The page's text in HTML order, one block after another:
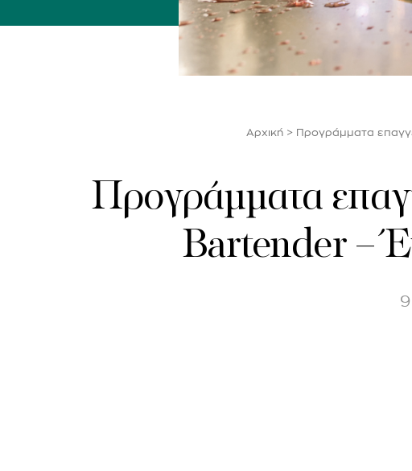
Αρχική> Προγράμματα
Προγράμματα
Bartender –
9